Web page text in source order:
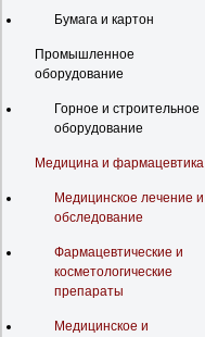
Бумага и картон
Промышленное
оборудование
Горное и строительное
оборудование
Медицина и фармацевтика
Медицинское лечение и
обследование
Фармацевтические и
косметологические
препараты
Медицинское и